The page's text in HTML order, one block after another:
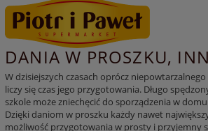
DANIA W PROSZKU,
W dzisiejszych czasach oprócz
liczy się czas jego przygotowania. Długo
szkole może zniechęcić do sporządzenia w
Dzięki daniom w proszku każdy nawet
możliwość przygotowania w prosty i przyjemny